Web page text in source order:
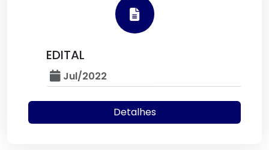
EDITAL
Jul/2022
Detalhes